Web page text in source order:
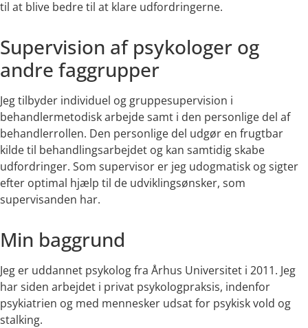
til at blive bedre til at klare udfordringerne.
Supervision af psykologer og
andre faggrupper
Jeg tilbyder individuel og gruppesupervision i
behandlermetodisk arbejde samt i den personlige del af
behandlerrollen. Den personlige del udgør en frugtbar
kilde til behandlingsarbejdet og kan samtidig skabe
udfordringer. Som supervisor er jeg udogmatisk og sigter
efter optimal hjælp til de udviklingsønsker, som
supervisanden har.
Min baggrund
Jeg er uddannet psykolog fra Århus Universitet i 2011. Jeg
har siden arbejdet i privat psykologpraksis, indenfor
psykiatrien og med mennesker udsat for psykisk vold og
stalking.